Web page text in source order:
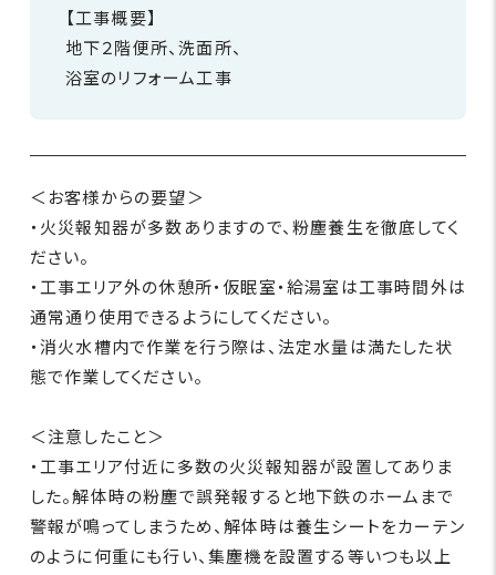
【工事概要】
地下２階便所、洗面所、
浴室のリフォーム工事
＜お客様からの要望＞
・火災報知器が多数ありますので、粉塵養生を徹底してく
ださい。
・工事エリア外の休憩所・仮眠室・給湯室は工事時間外は
通常通り使用できるようにしてください。
・消火水槽内で作業を行う際は、法定水量は満たした状
態で作業してください。
＜注意したこと＞
・工事エリア付近に多数の火災報知器が設置してありま
した。解体時の粉塵で誤発報すると地下鉄のホームまで
警報が鳴ってしまうため、解体時は養生シートをカーテン
のように何重にも行い、集塵機を設置する等いつも以上